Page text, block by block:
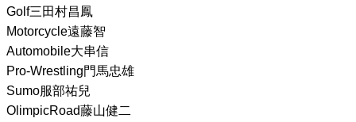
Golf三田村昌鳳
Motorcycle遠藤智
Automobile大串信
Pro-Wrestling門馬忠雄
Sumo服部祐兒
OlimpicRoad藤山健二